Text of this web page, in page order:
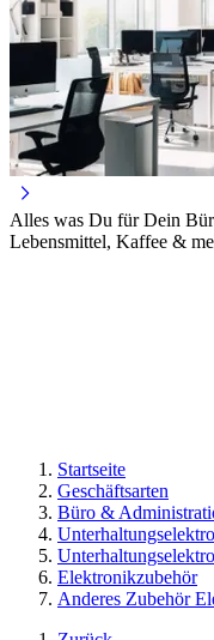
Alles was Du für Dein
Lebensmittel, Kaffee &
Startseite
Geschäftsarten
Büro &
Elektronikzubehör
Anderes Zubehör